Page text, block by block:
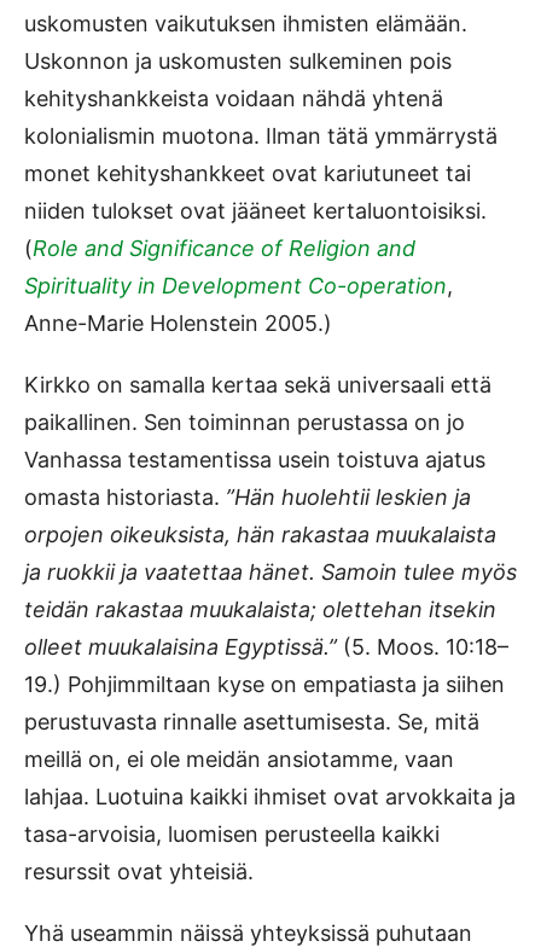
uskomusten vaikutuksen ihmisten elämään.
Uskonnon ja uskomusten sulkeminen pois
kehityshankkeista voidaan nähdä yhtenä
kolonialismin muotona. Ilman tätä ymmärrystä
monet kehityshankkeet ovat kariutuneet tai
niiden tulokset ovat jääneet kertaluontoisiksi.
(Role and Significance of Religion and
Spirituality in Development Co-operation,
Anne-Marie Holenstein 2005.)
Kirkko on samalla kertaa sekä universaali että
paikallinen. Sen toiminnan perustassa on jo
Vanhassa testamentissa usein toistuva ajatus
omasta historiasta. ”Hän huolehtii leskien ja
orpojen oikeuksista, hän rakastaa muukalaista
ja ruokkii ja vaatettaa hänet. Samoin tulee myös
teidän rakastaa muukalaista; olettehan itsekin
olleet muukalaisina Egyptissä.”(5. Moos. 10:18–
19.) Pohjimmiltaan kyse on empatiasta ja siihen
perustuvasta rinnalle asettumisesta. Se, mitä
meillä on, ei ole meidän ansiotamme, vaan
lahjaa. Luotuina kaikki ihmiset ovat arvokkaita ja
tasa-arvoisia, luomisen perusteella kaikki
resurssit ovat yhteisiä.
Yhä useammin näissä yhteyksissä puhutaan